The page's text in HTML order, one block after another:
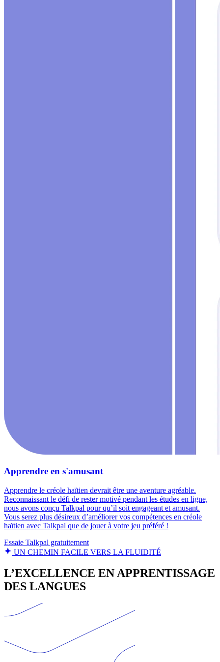
Apprendre en s'amusant
Apprendre le créole haïtien devrait être une aventure agréable.
Reconnaissant le défi de rester motivé pendant les études en ligne,
nous avons conçu Talkpal pour qu’il soit engageant et amusant.
Vous serez plus désireux d’améliorer vos compétences en créole
haïtien avec Talkpal que de jouer à votre jeu préféré !
Essaie Talkpal gratuitement
UN CHEMIN FACILE VERS LA FLUIDITÉ
L’EXCELLENCE EN APPRENTISSAGE
DES LANGUES